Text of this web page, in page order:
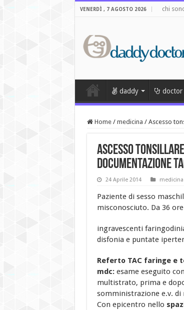
VENERDÌ , 7 AGOSTO 2026 chi
daddy doctor
Home / medicina / Ascesso
Ascesso
documentazione
24 Aprile 2014 medicina
Paziente di sesso
misconosciuto. Da 36 ore
ingravescenti
disfonia e puntate
Referto TAC faringe e
mdc:esame eseguito
multistrato, prima e
somministrazione e.v. di
Con epicentro nello